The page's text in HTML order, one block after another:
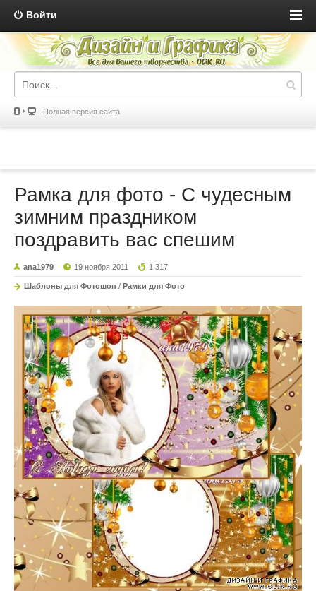
Войти
Полная версия сайта
Рамка для фото - С чудесным
зимним праздником
поздравить вас спешим
ana1979 19 ноября 2011 1 317
Шаблоны для Фотошоп / Рамки для Фото